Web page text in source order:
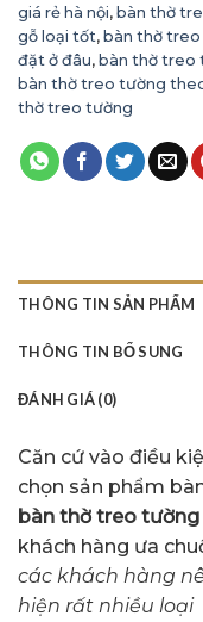
giá rẻ hà nội, bàn thờ
gỗ loại tốt, bàn thờ
đặt ở đâu, bàn thờ treo
bàn thờ treo tường
thờ treo tường
THÔNG TIN SẢN PHẨM
THÔNG TIN BỔ SUNG
ĐÁNH GIÁ (0)
Căn cứ vào điều
chọn sản phẩm
bàn thờ treo tường
khách hàng ưa
các khách hàng
hiện rất nhiều loại